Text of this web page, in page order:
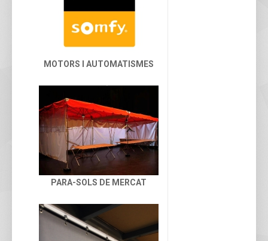
MOTORS I AUTOMATISMES
PARA-SOLS DE MERCAT